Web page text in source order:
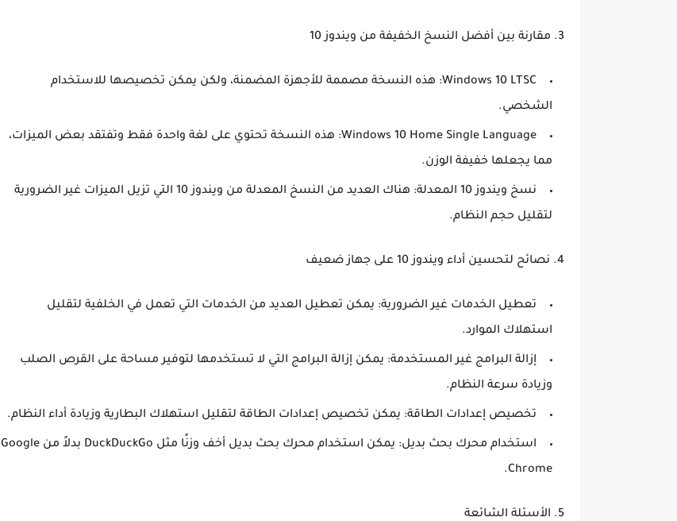
3. مقارنة بين أفضل النسخ الخفيفة من ويندوز 10
Windows 10 LTSC: هذه النسخة مصممة للأجهزة المضمنة، ولكن يمكن تخصيصها للاستخدام
الشخصي.
Windows 10 Home Single Language: هذه النسخة تحتوي على لغة واحدة فقط وتفتقد بعض الميزات،
مما يجعلها خفيفة الوزن.
نسخ ويندوز 10 المعدلة:
هناك العديد من النسخ المعدلة من ويندوز 10 التي تزيل الميزات غير الضرورية
لتقليل حجم النظام.
4. نصائح لتحسين أداء ويندوز 10 على جهاز ضعيف
تعطيل الخدمات غير الضرورية: يمكن تعطيل العديد من الخدمات التي تعمل في الخلفية لتقليل
استهلاك الموارد.
إزالة البرامج غير المستخدمة: يمكن إزالة البرامج التي لا تستخدمها لتوفير مساحة على القرص الصلب
وزيادة سرعة النظام.
تخصيص إعدادات الطاقة: يمكن تخصيص إعدادات الطاقة لتقليل استهلاك البطارية وزيادة أداء النظام.
استخدام محرك بحث بديل:
يمكن استخدام محرك بحث بديل أخف وزنًا مثل DuckDuckGo بدلاً من Google
Chrome.
5. الأسئلة الشائعة